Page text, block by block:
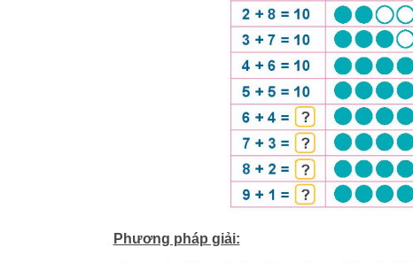
Phương pháp giải: